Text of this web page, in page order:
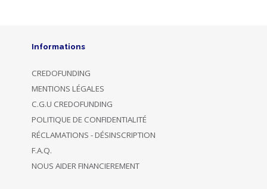
Informations
CREDOFUNDING
MENTIONS LÉGALES
C.G.U CREDOFUNDING
POLITIQUE DE CONFIDENTIALITÉ
RÉCLAMATIONS - DÉSINSCRIPTION
F.A.Q.
NOUS AIDER FINANCIEREMENT